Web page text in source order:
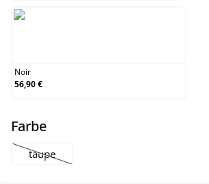
Noir
56,90 €
Farbeselect
taupe
(Cette option n'est pas disponible pour le